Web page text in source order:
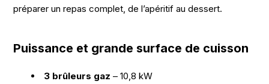
préparer un repas complet, de l’apéritif au dessert.
Puissance et grande surface de cuisson
3 brûleurs gaz – 10,8 kW